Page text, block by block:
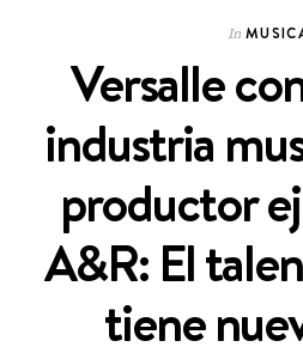
In
Versalle
industria
productor
A&R: El
tiene